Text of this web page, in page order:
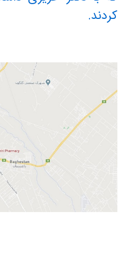
کردند.